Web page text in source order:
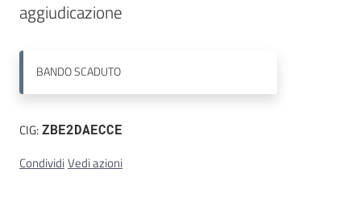
BANDOSCADUTO
CIG:ZBE2DAECCE
CondividiVedi azioni